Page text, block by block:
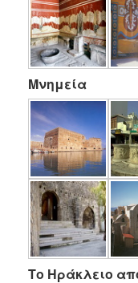
Μνημεία
Το Ηράκλειο